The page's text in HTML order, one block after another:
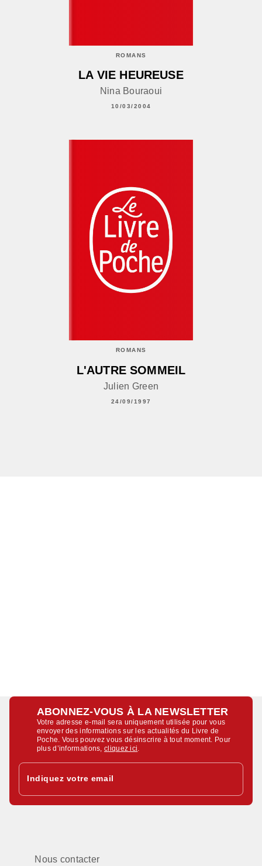
ROMANS
LA VIE HEUREUSE
Nina Bouraoui
10/03/2004
ROMANS
L'AUTRE SOMMEIL
Julien Green
24/09/1997
ABONNEZ-VOUS À LA NEWSLETTER
Votre adresse e-mail sera uniquement utilisée pour vous
envoyer des informations sur les actualités du Livre de
Poche. Vous pouvez vous désinscrire à tout moment. Pour
plus d’informations,cliquez ici
Indiquez votre email
Nous contacter